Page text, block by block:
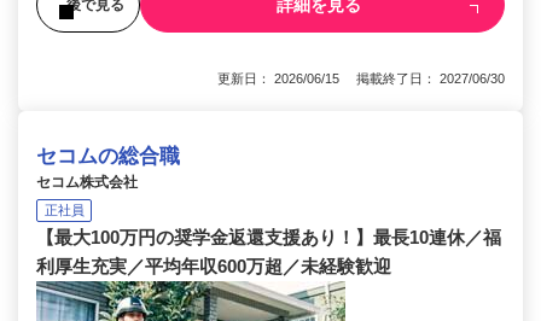
後で見る 詳細を見る
更新日： 2026/06/15 掲載終了日： 2027/06/30
セコムの総合職
セコム株式会社
正社員
【最大100万円の奨学金返還支援あり！】最長10連休／福
利厚生充実／平均年収600万超／未経験歓迎